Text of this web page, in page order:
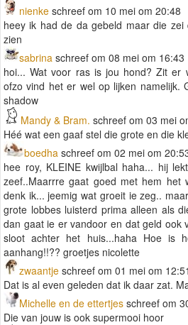
nienke schreef om 10 mei om 20:48
heey ik had de da gebeld maar die
zien
sabrina schreef om 08 mei om 16:43
hoi... Wat voor ras is jou hond? Zit er
ofzo vind het er wel op lijken namelijk.
shadow
Mandy & Bram. schreef om 03 mei
Héé wat een gaaf stel die grote en die
boedha schreef om 02 mei om
hee roy, KLEINE kwijlbal haha... hij
zeef..Maarrre gaat goed met hem het
denk ik... jeemig wat groeit ie zeg..
grote lobbes luisterd prima alleen als
dan gaat ie er vandoor en dat geld ook
sloot achter het huis...haha Hoe is
aanhang!!?? groetjes nicolette
zwaantje schreef om 01 mei om 12:51
Dat is al even geleden dat ik daar zat.
Michelle en de ettertjes schreef om
Die van jouw is ook supermooi hoor